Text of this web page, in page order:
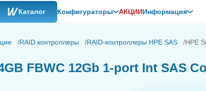
Каталог Конфигураторы АКЦИИИнформация
RAID контроллеры RAID-контроллеры HPE SAS HPE
FBWC 12Gb 1-port Int SAS